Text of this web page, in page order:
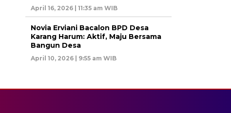
April 16, 2026 | 11:35 am WIB
Novia Erviani Bacalon BPD Desa
Karang Harum: Aktif, Maju Bersama
Bangun Desa
April 10, 2026 | 9:55 am WIB